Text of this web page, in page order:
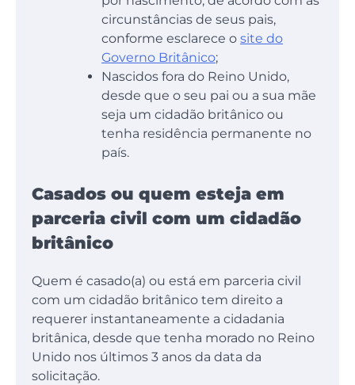
circunstâncias de seus pais,
conforme esclarece o site do
Governo Britânico;
Nascidos fora do Reino Unido,
desde que o seu pai ou a sua mãe
seja um cidadão britânico ou
tenha residência permanente no
país.
Casados ou quem esteja em
parceria civil com um cidadão
britânico
Quem é casado(a) ou está em parceria civil
com um cidadão britânico tem direito a
requerer instantaneamente a cidadania
britânica, desde que tenha morado no Reino
Unido nos últimos 3 anos da data da
solicitação.